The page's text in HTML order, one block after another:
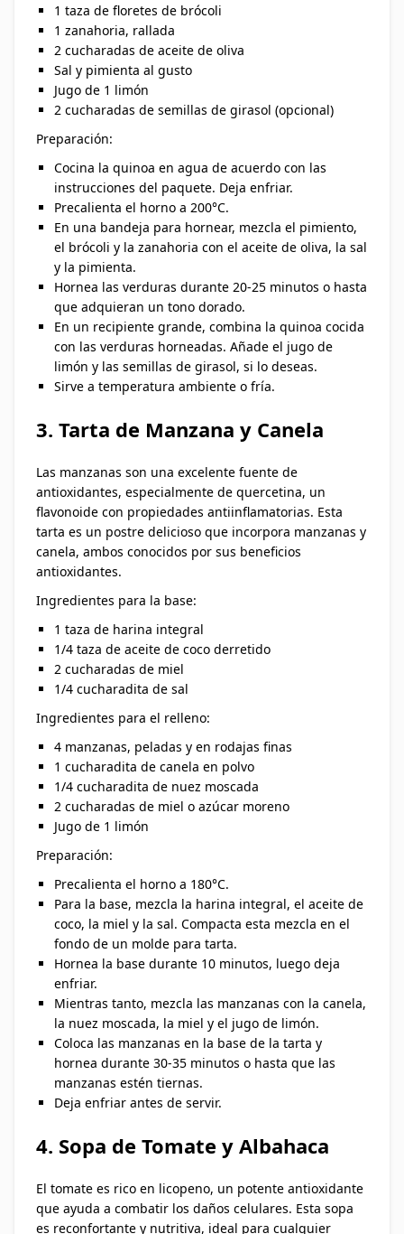
1 taza de floretes de brócoli
1 zanahoria, rallada
2 cucharadas de aceite de oliva
Sal y pimienta al gusto
Jugo de 1 limón
2 cucharadas de semillas de girasol (opcional)
Preparación:
Cocina la quinoa en agua de acuerdo con las
instrucciones del paquete. Deja enfriar.
Precalienta el horno a 200°C.
En una bandeja para hornear, mezcla el pimiento,
el brócoli y la zanahoria con el aceite de oliva, la sal
y la pimienta.
Hornea las verduras durante 20-25 minutos o hasta
que adquieran un tono dorado.
En un recipiente grande, combina la quinoa cocida
con las verduras horneadas. Añade el jugo de
limón y las semillas de girasol, si lo deseas.
Sirve a temperatura ambiente o fría.
3. Tarta de Manzana y Canela
Las manzanas son una excelente fuente de
antioxidantes, especialmente de quercetina, un
flavonoide con propiedades antiinflamatorias. Esta
tarta es un postre delicioso que incorpora manzanas y
canela, ambos conocidos por sus beneficios
antioxidantes.
Ingredientes para la base:
1 taza de harina integral
1/4 taza de aceite de coco derretido
2 cucharadas de miel
1/4 cucharadita de sal
Ingredientes para el relleno:
4 manzanas, peladas y en rodajas finas
1 cucharadita de canela en polvo
1/4 cucharadita de nuez moscada
2 cucharadas de miel o azúcar moreno
Jugo de 1 limón
Preparación:
Precalienta el horno a 180°C.
Para la base, mezcla la harina integral, el aceite de
coco, la miel y la sal. Compacta esta mezcla en el
fondo de un molde para tarta.
Hornea la base durante 10 minutos, luego deja
enfriar.
Mientras tanto, mezcla las manzanas con la canela,
la nuez moscada, la miel y el jugo de limón.
Coloca las manzanas en la base de la tarta y
hornea durante 30-35 minutos o hasta que las
manzanas estén tiernas.
Deja enfriar antes de servir.
4. Sopa de Tomate y Albahaca
El tomate es rico en licopeno, un potente antioxidante
que ayuda a combatir los daños celulares. Esta sopa
es reconfortante y nutritiva, ideal para cualquier